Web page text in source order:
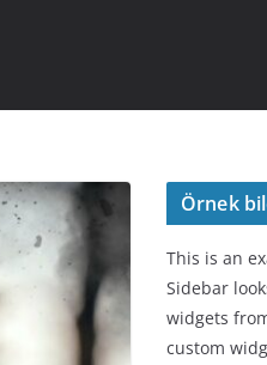
Örnek
This is an
Sidebar
widgets
custom